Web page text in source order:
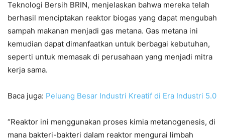
Teknologi Bersih BRIN, menjelaskan bahwa mereka telah
berhasil menciptakan reaktor biogas yang dapat mengubah
sampah makanan menjadi gas metana. Gas metana ini
kemudian dapat dimanfaatkan untuk berbagai kebutuhan,
seperti untuk memasak di perusahaan yang menjadi mitra
kerja sama.
Baca juga: Peluang Besar Industri Kreatif di Era Industri 5.0
“Reaktor ini menggunakan proses kimia metanogenesis, di
mana bakteri-bakteri dalam reaktor mengurai limbah